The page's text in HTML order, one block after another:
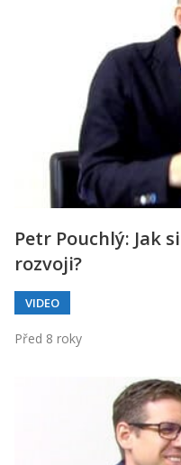
Petr Pouchlý: Jak
rozvoji?
VIDEO
Před 8 roky